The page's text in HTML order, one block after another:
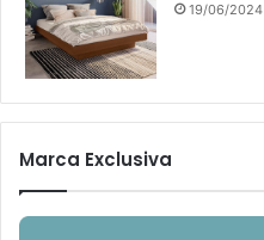
19/06/2024
Marca Exclusiva